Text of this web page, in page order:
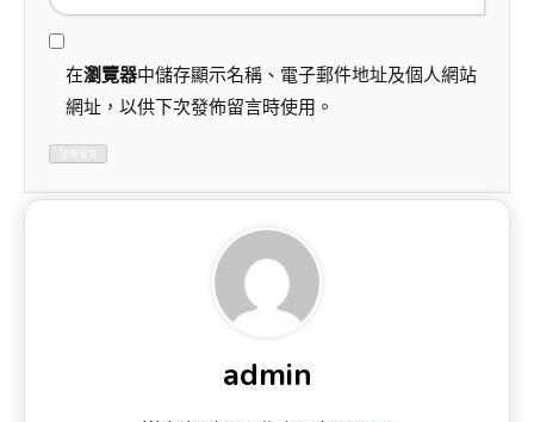
在瀏覽器中儲存顯示名稱、電子郵件地址及個人網站
網址，以供下次發佈留言時使用。
admin